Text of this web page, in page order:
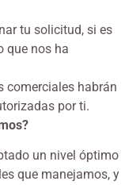
tu solicitud, si es
que nos ha
comerciales habrán
por ti.
un nivel óptimo
que manejamos, y